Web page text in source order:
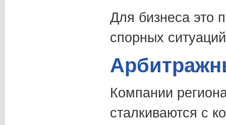
Для бизнеса это
спорных
Компании
сталкиваются с